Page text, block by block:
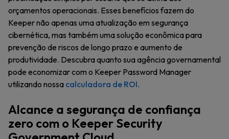
orçamentos operacionais. Esses benefícios fazem do
Keeper não apenas uma atualização em segurança
cibernética, mas também uma solução econômica para
prevenção de riscos de longo prazo e aumento de
produtividade. Descubra quanto sua agência governamental
pode economizar com o Keeper Password Manager
utilizando nossa calculadora de ROI.
Alcance a segurança de confiança
zero com o Keeper Security